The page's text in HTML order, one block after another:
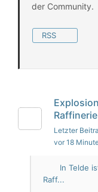
der Community.
RSS
Letzter
vor 18
In Telde
Raff...